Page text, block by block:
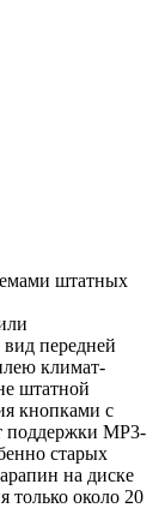
штатных
передней
климат-
штатной
кнопками с
поддержки MP3-
старых
на диске
только около 20